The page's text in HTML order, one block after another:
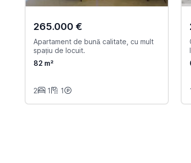
265.000 €
Apartament de bună calitate, cu mult
spațiu de locuit.
82 m²
2 1 1